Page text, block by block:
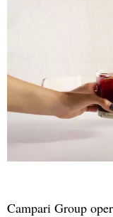
Campari Group